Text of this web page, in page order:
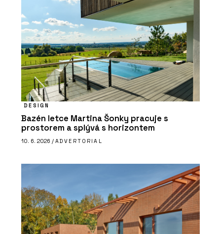
DESIGN
Bazén letce Martina Šonky pracuje s
prostorem a splývá s horizontem
10. 6. 2026 / ADVERTORIAL